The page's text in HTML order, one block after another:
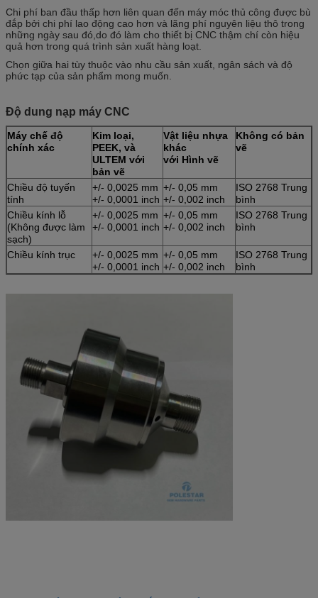
Chi phí ban đầu thấp hơn liên quan đến máy móc thủ công được bù
đắp bởi chi phí lao động cao hơn và lãng phí nguyên liệu thô trong
những ngày sau đó,do đó làm cho thiết bị CNC thậm chí còn hiệu
quả hơn trong quá trình sản xuất hàng loạt.
Chọn giữa hai tùy thuộc vào nhu cầu sản xuất, ngân sách và độ
phức tạp của sản phẩm mong muốn.
Độ dung nạp máy CNC
Máy chế độ
chính xác
Kim loại,
PEEK, và
ULTEM với
bản vẽ
Vật liệu nhựa
khác
với Hình vẽ
Không có bản
vẽ
Chiều độ tuyến
tính
+/- 0,0025 mm
+/- 0,0001 inch
+/- 0,05 mm
+/- 0,002 inch
ISO 2768 Trung
bình
Chiều kính lỗ
(Không được làm
sạch)
+/- 0,0025 mm
+/- 0,0001 inch
+/- 0,05 mm
+/- 0,002 inch
ISO 2768 Trung
bình
Chiều kính trục
+/- 0,0025 mm
+/- 0,0001 inch
+/- 0,05 mm
+/- 0,002 inch
ISO 2768 Trung
bình